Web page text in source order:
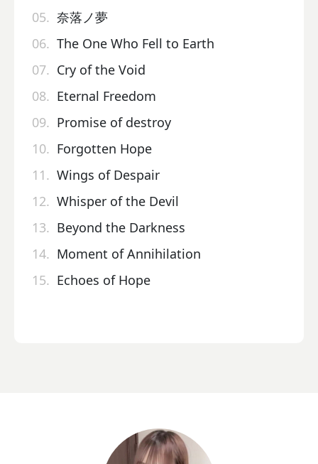
05. 奈落ノ夢
06. The One Who Fell to Earth
07. Cry of the Void
08. Eternal Freedom
09. Promise of destroy
10. Forgotten Hope
11. Wings of Despair
12. Whisper of the Devil
13. Beyond the Darkness
14. Moment of Annihilation
15. Echoes of Hope